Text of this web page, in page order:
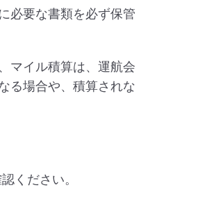
必要な書類を必ず保管
マイル積算は、運航会
る場合や、積算されな
ください。